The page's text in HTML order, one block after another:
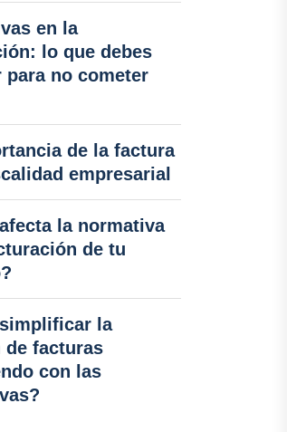
en la
lo que debes
para no cometer
de la factura
empresarial
la normativa
de tu
la
de facturas
con las